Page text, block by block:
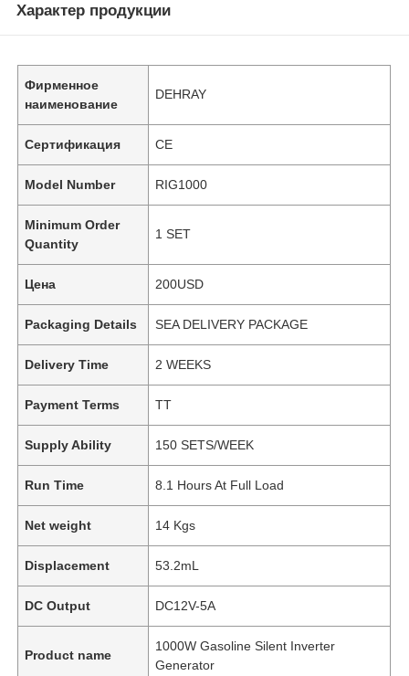
Характер продукции
Фирменное
наименование
DEHRAY
Сертификация CE
Model Number RIG1000
Minimum Order
Quantity
1 SET
Цена 200USD
Packaging Details SEA DELIVERY PACKAGE
Delivery Time 2 WEEKS
Payment Terms TT
Supply Ability 150 SETS/WEEK
Run Time 8.1 Hours At Full Load
Net weight 14 Kgs
Displacement 53.2mL
DC Output DC12V-5A
Product name
1000W Gasoline Silent Inverter
Generator